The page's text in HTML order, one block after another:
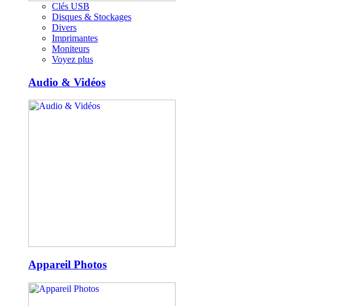
Clés USB
Disques & Stockages
Divers
Imprimantes
Moniteurs
Voyez plus
Audio & Vidéos
Appareil Photos